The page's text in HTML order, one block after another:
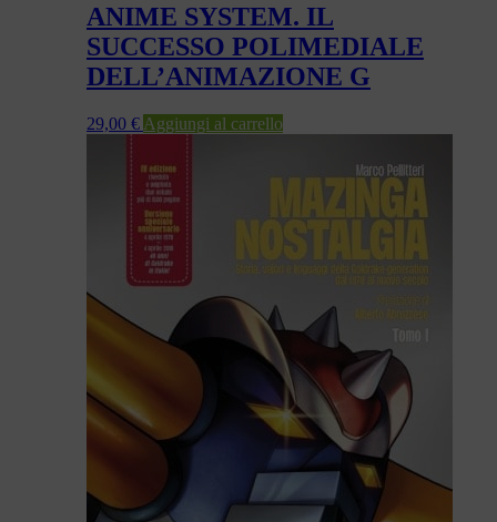
ANIME SYSTEM. IL
SUCCESSO POLIMEDIALE
DELL’ANIMAZIONE G
29,00 € Aggiungi al carrello